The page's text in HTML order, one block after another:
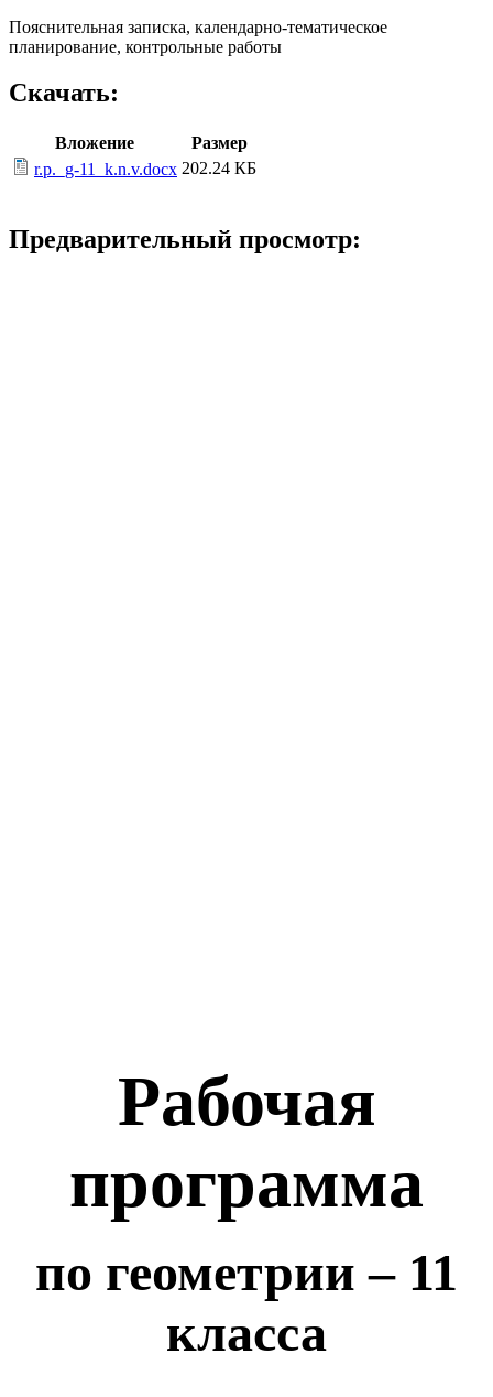
Пояснительная записка, календарно-тематическое
планирование, контрольные работы
Скачать:
Вложение
Размер
r.p._g-11_k.n.v.docx 202.24 КБ
Предварительный просмотр:
Рабочая
программа
по геометрии – 11
класса